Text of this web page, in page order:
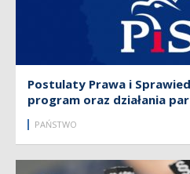
Postulaty Prawa i
program oraz działania
PAŃSTWO